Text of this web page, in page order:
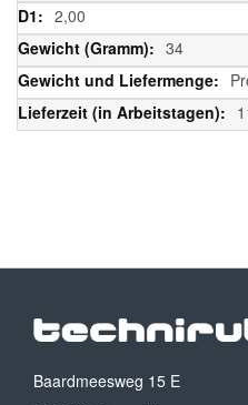
2,00
34
Baardmeesweg 15 E